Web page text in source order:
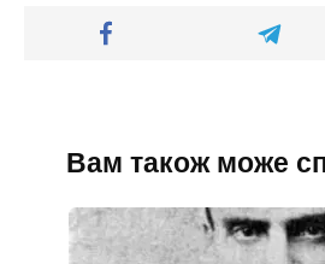
Вам також може